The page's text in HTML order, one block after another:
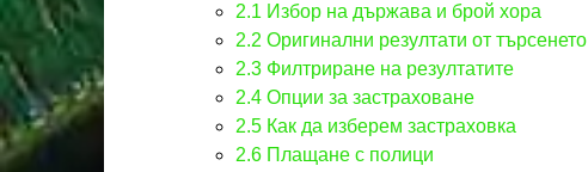
2.1 Избор на държава и брой хора
2.2 Оригинални резултати от търсенето
2.3 Филтриране на резултатите
2.4 Опции за застраховане
2.5 Как да изберем застраховка
2.6 Плащане с полици